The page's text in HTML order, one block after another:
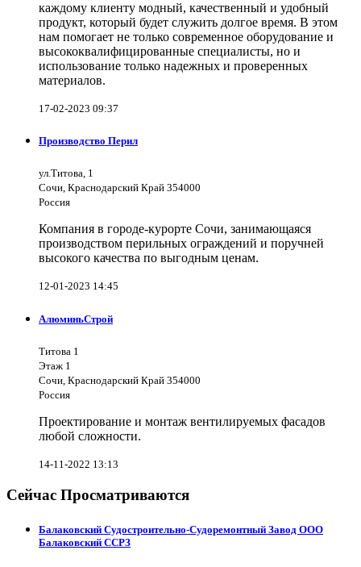
каждому клиенту модный, качественный и удобный
продукт, который будет служить долгое время. В этом
нам помогает не только современное оборудование и
высококвалифицированные специалисты, но и
использование только надежных и проверенных
материалов.
17-02-2023 09:37
Производство Перил
ул.Титова, 1
Сочи, Краснодарский Край 354000
Россия
Компания в городе-курорте Сочи, занимающаяся
производством перильных ограждений и поручней
высокого качества по выгодным ценам.
12-01-2023 14:45
АлюминьСтрой
Титова 1
Этаж 1
Сочи, Краснодарский Край 354000
Россия
Проектирование и монтаж вентилируемых фасадов
любой сложности.
14-11-2022 13:13
Сейчас Просматриваются
Балаковский Судостроительно-Судоремонтный Завод ООО
Балаковский ССРЗ